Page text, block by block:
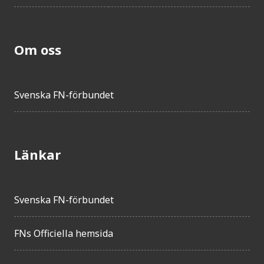
Om oss
Svenska FN-förbundet
Länkar
Svenska FN-förbundet
FNs Officiella hemsida